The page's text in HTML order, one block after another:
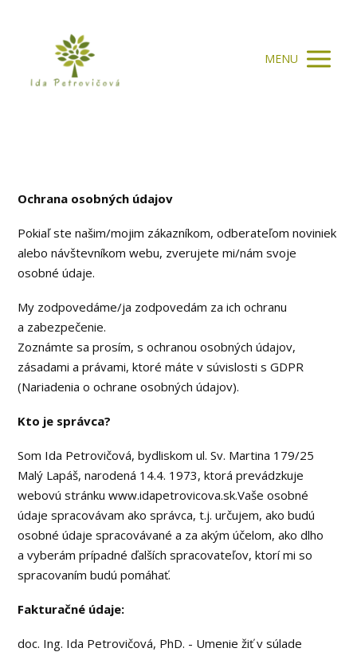
MENU
Ochrana osobných údajov
Pokiaľ ste našim/mojim zákazníkom, odberateľom noviniek
alebo návštevníkom webu, zverujete mi/nám svoje
osobné údaje.
My zodpovedáme/ja zodpovedám za ich ochranu
a zabezpečenie.
Zoznámte sa prosím, s ochranou osobných údajov,
zásadami a právami, ktoré máte v súvislosti s GDPR
(Nariadenia o ochrane osobných údajov).
Kto je správca?
Som Ida Petrovičová, bydliskom ul. Sv. Martina 179/25
Malý Lapáš, narodená 14.4. 1973, ktorá prevádzkuje
webovú stránku www.idapetrovicova.sk.Vaše osobné
údaje spracovávam ako správca, t.j. určujem, ako budú
osobné údaje spracovávané a za akým účelom, ako dlho
a vyberám prípadné ďalších spracovateľov, ktorí mi so
spracovaním budú pomáhať.
Fakturačné údaje:
doc. Ing. Ida Petrovičová, PhD. - Umenie žiť v súlade